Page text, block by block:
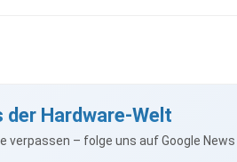
der Hardware-Welt
verpassen – folge uns auf Google News